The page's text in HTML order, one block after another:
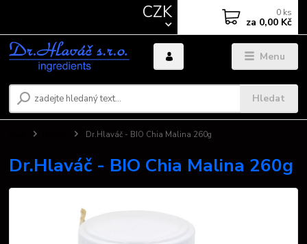
Menu
CZK
Hledat
0 ks
za 0,00 Kč
Dr.Hlaváč - BIO Chia Malina 260g
Dr.Hlaváč - BIO Chia Malina 260g